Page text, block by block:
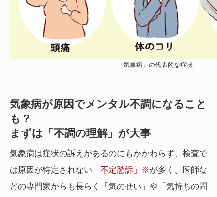
「気象病」の代表的な症状
気象病が原因でメンタル不調になること
も？
まずは「不調の理解」が大事
気象病は症状の訴えがあるのにもかかわらず、検査で
は原因が特定されない 「不定愁訴」※が多く、医師な
どの専門家からも長らく「気のせい」や「気持ちの問